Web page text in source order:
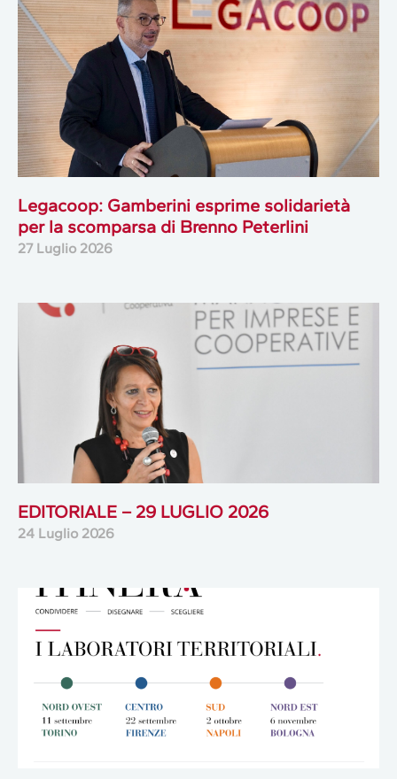
Legacoop: Gamberini esprime solidarietà
per la scomparsa di Brenno Peterlini
27 Luglio 2026
EDITORIALE – 29 LUGLIO 2026
24 Luglio 2026